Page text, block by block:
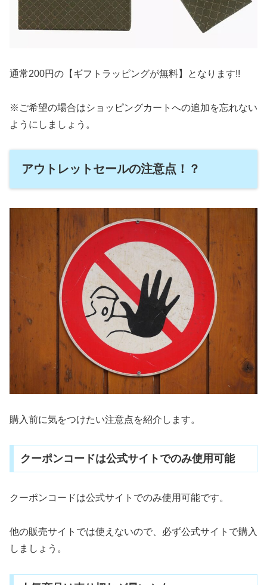
通常200円の【ギフトラッピングが無料】となります!!
※ご希望の場合はショッピングカートへの追加を忘れない
ようにしましょう。
アウトレットセールの注意点！？
購入前に気をつけたい注意点を紹介します。
クーポンコードは公式サイトでのみ使用可能
クーポンコードは公式サイトでのみ使用可能です。
他の販売サイトでは使えないので、必ず公式サイトで購入
しましょう。